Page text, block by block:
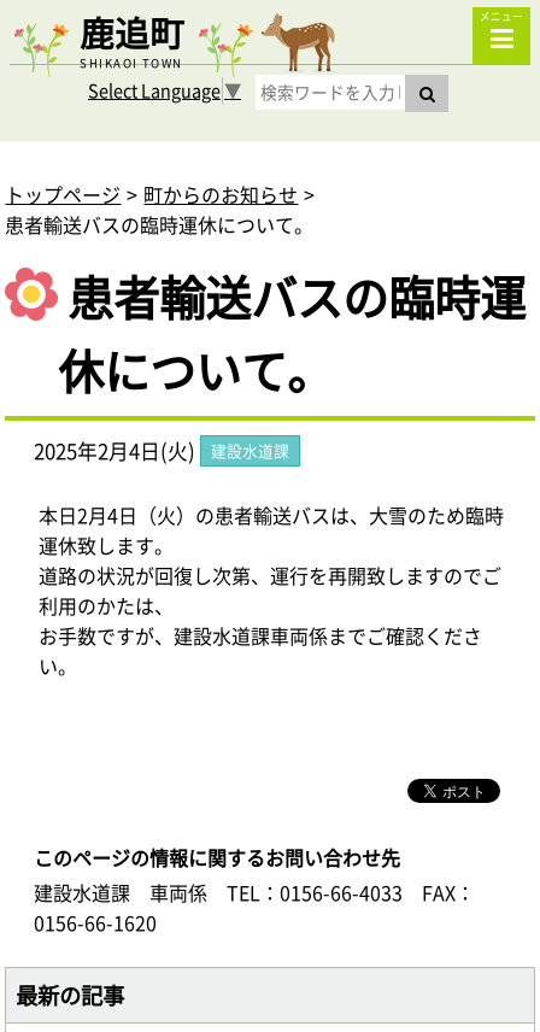
鹿追町
SHIKAOI TOWN
メニュー
Select Language▼
トップページ
町からのお知らせ
患者輸送バスの臨時運休について。
患者輸送バスの臨時運
休について。
2025年2月4日(火) 建設水道課
本日2月4日（火）の患者輸送バスは、大雪のため臨時
運休致します。
道路の状況が回復し次第、運行を再開致しますのでご
利用のかたは、
お手数ですが、建設水道課車両係までご確認くださ
い。
このページの情報に関するお問い合わせ先
建設水道課 車両係
TEL：0156-66-4033
FAX：
0156-66-1620
最新の記事